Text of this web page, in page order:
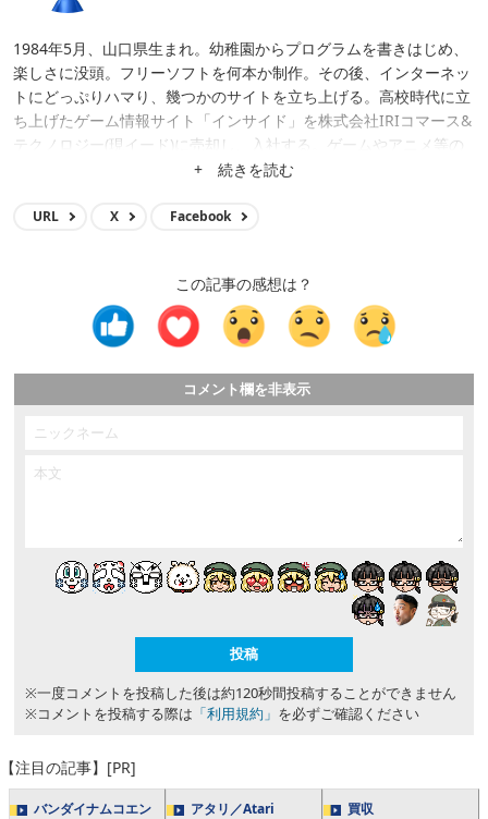
1984年5月、山口県生まれ。幼稚園からプログラムを書きはじめ、
楽しさに没頭。フリーソフトを何本か制作。その後、インターネッ
トにどっぷりハマり、幾つかのサイトを立ち上げる。高校時代に立
ち上げたゲーム情報サイト「インサイド」を株式会社IRIコマース&
テクノロジー(現イード)に売却し、入社する。ゲームやアニメ等の
メディア運営、クロスワードアプリ開発、サイト立ち上げ、サイト
+ 続きを読む
URL X Facebook
この記事の感想は？
コメント欄を非表示
※一度コメントを投稿した後は約120秒間投稿することができません
※コメントを投稿する際は 「利用規約」 を必ずご確認ください
【注目の記事】[PR]
バンダイナムコエン
アタリ／Atari 買収